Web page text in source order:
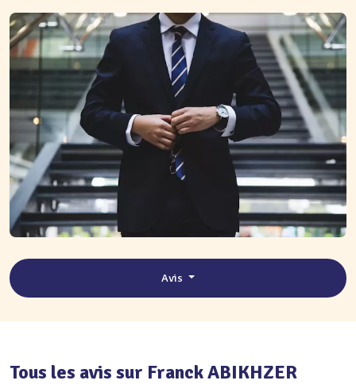
Avis
Tous les avis sur Franck ABIKHZER